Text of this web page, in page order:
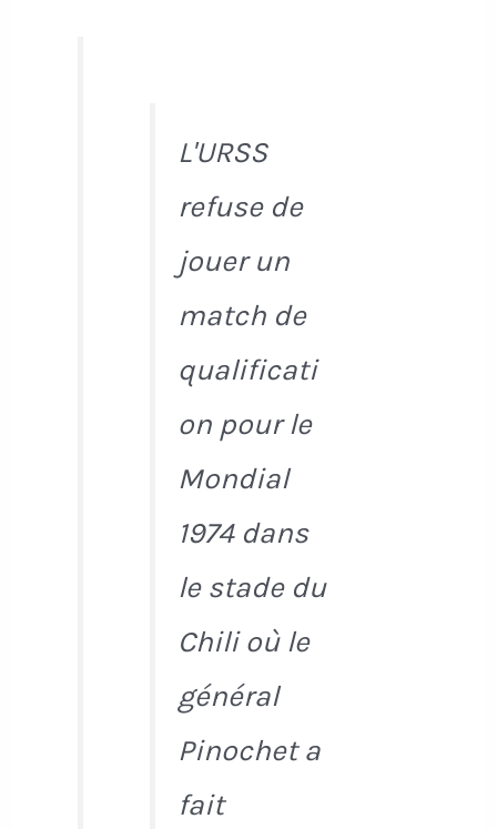
L'URSS
refuse de
jouer un
match de
qualificati
on pour le
Mondial
1974 dans
le stade du
Chili où le
général
Pinochet a
fait